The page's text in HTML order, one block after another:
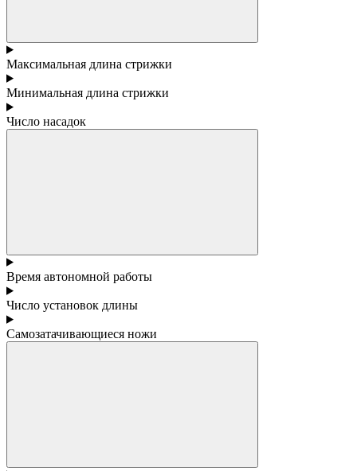
Максимальная длина стрижки
Минимальная длина стрижки
Число насадок
Время автономной работы
Число установок длины
Самозатачивающиеся ножи